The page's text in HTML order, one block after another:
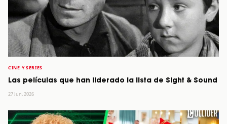
CINE Y SERIES
Las películas que han liderado la lista de Sight & Sound
27 Jun, 2026